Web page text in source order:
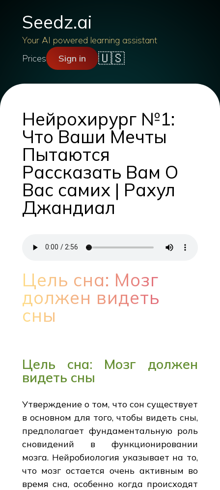
Seedz.ai
Your AI powered learning assistant
Prices
Sign in 🇺🇸
Нейрохирург №1:
Что Ваши Мечты
Пытаются
Рассказать Вам О
Вас самих | Рахул
Джандиал
Цель сна: Мозг
должен видеть
сны
Цель сна: Мозг должен
видеть сны
Утверждение о том, что сон существует
в основном для того, чтобы видеть сны,
предполагает фундаментальную роль
сновидений в функционировании
мозга. Нейробиология указывает на то,
что мозг остается очень активным во
время сна, особенно когда происходят